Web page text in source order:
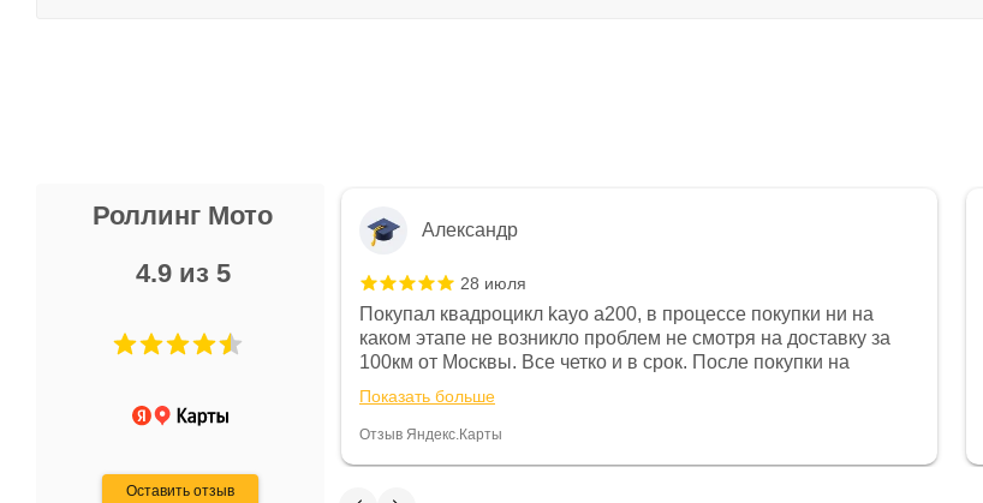
Роллинг Мото
4.9 из 5
Оставить отзыв
Не понравились условия
и дают только на год)
Александр
28 июля
Покупал квадроцикл kayo a200, в процессе покупки ни на
каком этапе не возникло проблем не смотря на доставку за
100км от Москвы. Все четко и в срок. После покупки на
спидометре всегда был 0, при этом представители магазина
постоянно были на связи и в итоге проблема была решена.
Считаю, что это говорит о небезразличии к клиенту после
Показать больше
Отзыв Яндекс.Карты